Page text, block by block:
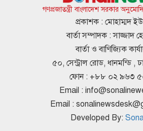
বিশ্ববাজারে
সাতসকালে
গণপ্রজাতন্ত্রী বাংলাদেশ সরকার
প্রকাশক : মোহাম্মদ
বার্তা সম্পাদক : সাজ্জাদ
বার্তা ও বাণিজ্যিক
৫০, সেন্ট্রাল রোড, ধানমন্ডি ,
ফোন : +৮৮ ০২ ৯৬৩
Email :
Email :
Developed By: